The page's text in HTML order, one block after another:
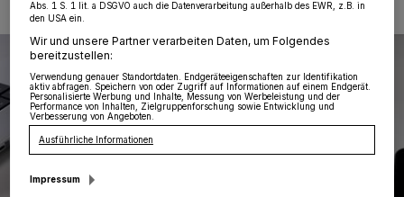
Abs. 1 S. 1 lit. a DSGVO auch die Datenverarbeitung außerhalb des EWR, z.B. in
den USA ein.
Wir und unsere Partner verarbeiten Daten, um Folgendes
bereitzustellen:
Verwendung genauer Standortdaten. Endgeräteeigenschaften zur Identifikation
aktiv abfragen. Speichern von oder Zugriff auf Informationen auf einem Endgerät.
Personalisierte Werbung und Inhalte, Messung von Werbeleistung und der
Performance von Inhalten, Zielgruppenforschung sowie Entwicklung und
Verbesserung von Angeboten.
Ausführliche Informationen
Impressum